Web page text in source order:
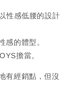
性感低腰的設計
感的體型。
擔當。
有經銷點，但沒